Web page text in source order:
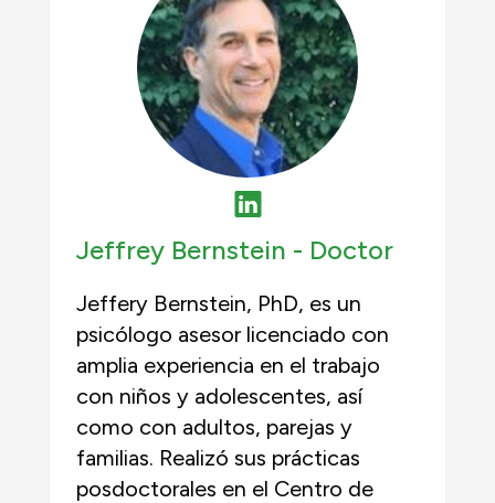
Jeffrey Bernstein - Doctor
Jeffery Bernstein, PhD, es un
psicólogo asesor licenciado con
amplia experiencia en el trabajo
con niños y adolescentes, así
como con adultos, parejas y
familias. Realizó sus prácticas
posdoctorales en el Centro de